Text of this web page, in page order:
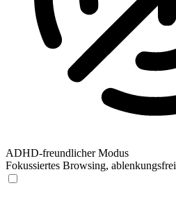
ADHD-freundlicher Modus
Fokussiertes Browsing, ablenkungsfrei